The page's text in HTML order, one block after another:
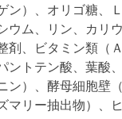
）、オリゴ糖、
ム、リン、カリ
剤、ビタミン類（
ントテン酸、葉酸
ン）、酵母細胞壁
マリー抽出物）、